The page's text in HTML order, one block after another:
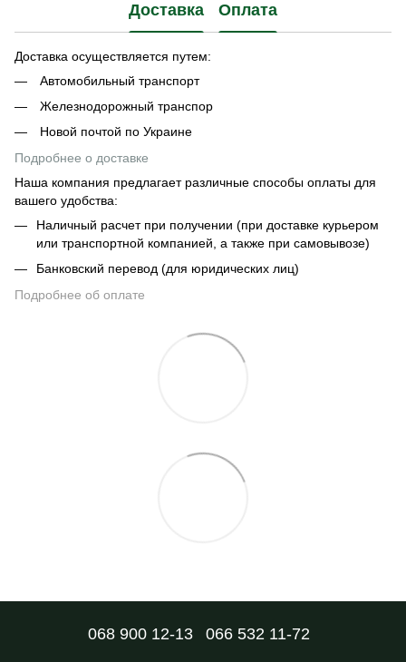
Доставка Оплата
Доставка осуществляется путем:
Автомобильный транспорт
Железнодорожный транспор
Новой почтой по Украине
Подробнее о доставке
Наша компания предлагает различные способы оплаты для
вашего удобства:
Наличный расчет при получении (при доставке курьером
или транспортной компанией, а также при самовывозе)
Банковский перевод (для юридических лиц)
Подробнее об оплате
068 900 12-13 066 532 11-72